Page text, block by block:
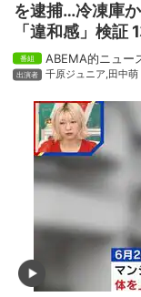
を逮捕…冷凍庫
「違和感」検証
ABEMA的ニュー
千原ジュニア,田中萌